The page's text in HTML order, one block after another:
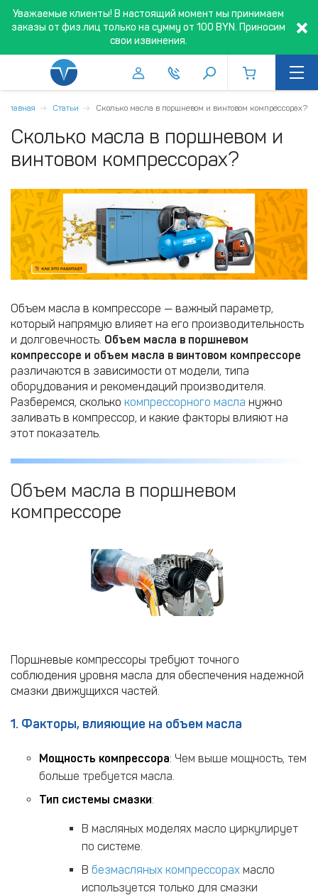
Уважаемые клиенты! В настоящий момент мы принимаем
заказы от физ.лиц только на сумму от 100 BYN. Приносим
свои извинения.
Главная Статьи Сколько масла в поршневом и винтовом компрессорах?
Сколько масла в поршневом и
винтовом компрессорах?
Объем масла в компрессоре — важный параметр,
который напрямую влияет на его производительность
и долговечность. Объем масла в поршневом
компрессоре и объем масла в винтовом компрессоре
различаются в зависимости от модели, типа
оборудования и рекомендаций производителя.
Разберемся, сколько компрессорного масла нужно
заливать в компрессор, и какие факторы влияют на
этот показатель.
Объем масла в поршневом
компрессоре
Поршневые компрессоры требуют точного
соблюдения уровня масла для обеспечения надежной
смазки движущихся частей.
1. Факторы, влияющие на объем масла
Мощность компрессора: Чем выше мощность, тем
больше требуется масла.
Тип системы смазки:
В масляных моделях масло циркулирует
по системе.
В безмасляных компрессорах масло
используется только для смазки